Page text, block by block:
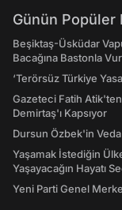
Günün Popüler
Beşiktaş-Üsküdar
Bacağına Bastonla
‘Terörsüz Türkiye
Gazeteci Fatih
Demirtaş'ı Kapsıyor
Dursun Özbek'in
Yaşamak İstediğin
Yaşayacağın Hayatı
Yeni Parti Genel